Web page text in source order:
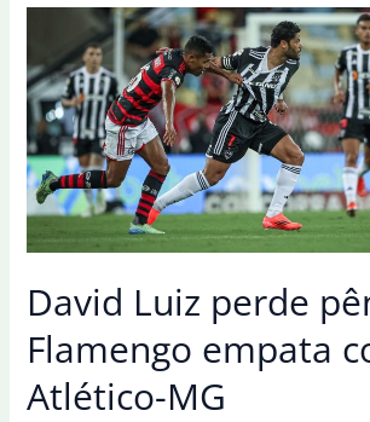
da
América
pelo
jornal
El
País
David Luiz perde
Flamengo empata
Atlético-MG